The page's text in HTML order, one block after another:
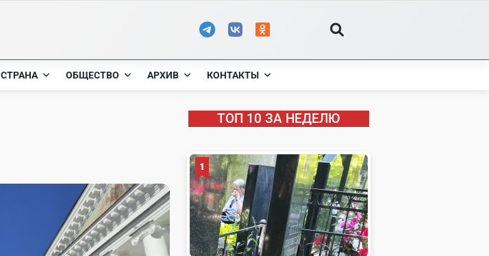
СТРАНА ОБЩЕСТВО АРХИВ КОНТАКТЫ
ТОП 10 ЗА НЕДЕЛЮ